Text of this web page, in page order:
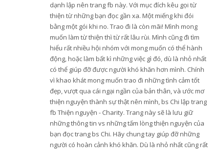
dạnh lập nên trang fb này. Với mục đích kêu gọi từ
thiện từ những bạn đọc gần xa. Một miếng khi đói
bằng một gói khi no. Trao đi là còn mãi! Mình mong
muốn làm từ thiện thì từ rất lâu rùi. Mình cũng đi tìm
hiểu rất nhiều hội nhóm với mong muốn có thể hành
động, hoặc làm bất kì những việc gì đó, dù là nhỏ nhất
có thể giúp đỡ được người khó khăn hơn mình. Chính
vì khao khát mong muốn trao đi những tình cảm tốt
đẹp, vượt qua cái ngại ngần của bản thân, và ước mơ
thiện nguyện thành sự thật nên mình, bs Chi lập trang
fb Thiện nguyện - Charity. Trang này sẽ là lưu giữ
những thông tin vs những tấm lòng thiện nguyện của
bạn đọc trang bs Chi. Hãy chung tay giúp đỡ những
người có hoàn cảnh khó khăn. Dù là nhỏ nhất cũng rất